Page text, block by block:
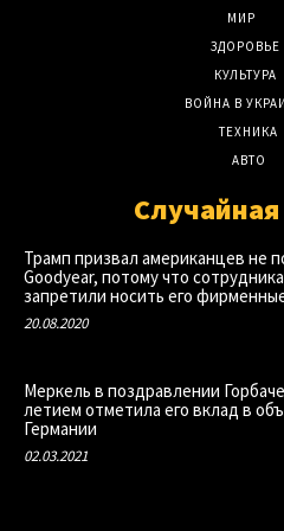
МИР
ЗДОРОВЬЕ
КУЛЬТУРА
ВОЙНА В
ТЕХНИКА
АВТО
Трамп призвал американцев не
Goodyear, потому что
запретили носить его
20.08.2020
Меркель в поздравлении
летием отметила его вклад в
Германии
02.03.2021